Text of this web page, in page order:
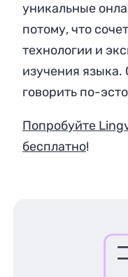
уникальные
потому, что
технологии и
изучения
говорить по-
Попробуйте
бесплатно!